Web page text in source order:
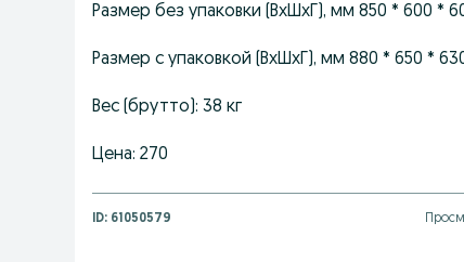
Размер без упаковки (ВхШхГ), мм 850 * 600 *
Размер с упаковкой (ВхШхГ), мм 880 * 650 *
Вес (брутто): 38 кг
Цена: 270
ID: 61050579